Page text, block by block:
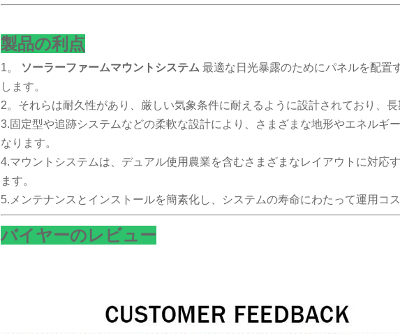
製品の利点
1。 ソーラーファームマウントシステム最適な日光暴露のためにパネルを配置
します。
2。それらは耐久性があり、厳しい気象条件に耐えるように設計されており、長
3.固定型や追跡システムなどの柔軟な設計により、さまざまな地形やエネルギ
なります。
4.マウントシステムは、デュアル使用農業を含むさまざまなレイアウトに対応
ます。
5.メンテナンスとインストールを簡素化し、システムの寿命にわたって運用コ
バイヤーのレビュー